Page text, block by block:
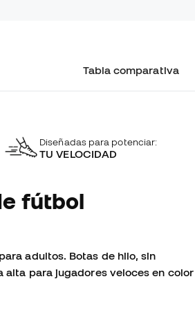
Tabla comparativa
Diseñadas para potenciar:
TU VELOCIDAD
fútbol
adultos. Botas de hilo, sin
alta para jugadores veloces en color